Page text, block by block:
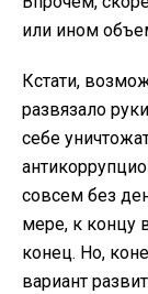
или ином
Кстати,
развязало
себе
совсем без
мере, к концу
конец. Но,
вариант